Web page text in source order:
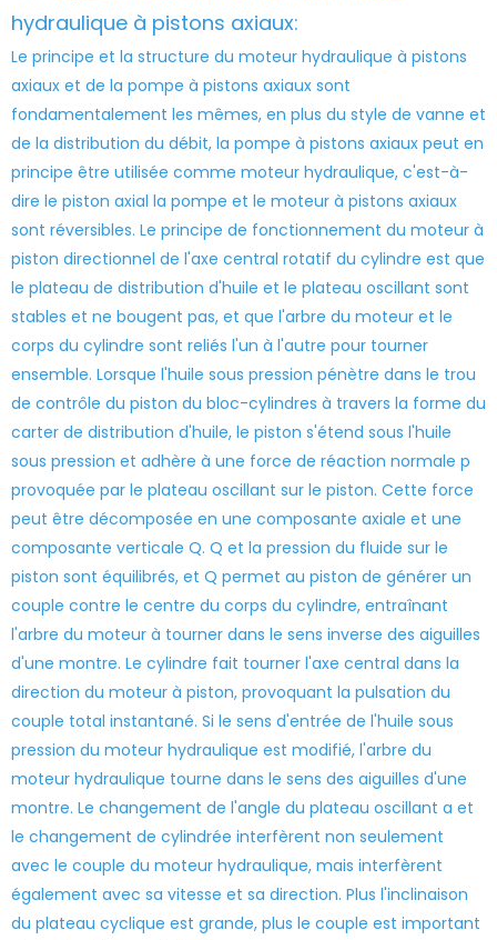
hydraulique à pistons axiaux:
Le principe et la structure du moteur hydraulique à pistons
axiaux et de la pompe à pistons axiaux sont
fondamentalement les mêmes, en plus du style de vanne et
de la distribution du débit, la pompe à pistons axiaux peut en
principe être utilisée comme moteur hydraulique, c'est-à-
dire le piston axial la pompe et le moteur à pistons axiaux
sont réversibles. Le principe de fonctionnement du moteur à
piston directionnel de l'axe central rotatif du cylindre est que
le plateau de distribution d'huile et le plateau oscillant sont
stables et ne bougent pas, et que l'arbre du moteur et le
corps du cylindre sont reliés l'un à l'autre pour tourner
ensemble. Lorsque l'huile sous pression pénètre dans le trou
de contrôle du piston du bloc-cylindres à travers la forme du
carter de distribution d'huile, le piston s'étend sous l'huile
sous pression et adhère à une force de réaction normale p
provoquée par le plateau oscillant sur le piston. Cette force
peut être décomposée en une composante axiale et une
composante verticale Q. Q et la pression du fluide sur le
piston sont équilibrés, et Q permet au piston de générer un
couple contre le centre du corps du cylindre, entraînant
l'arbre du moteur à tourner dans le sens inverse des aiguilles
d'une montre. Le cylindre fait tourner l'axe central dans la
direction du moteur à piston, provoquant la pulsation du
couple total instantané. Si le sens d'entrée de l'huile sous
pression du moteur hydraulique est modifié, l'arbre du
moteur hydraulique tourne dans le sens des aiguilles d'une
montre. Le changement de l'angle du plateau oscillant a et
le changement de cylindrée interfèrent non seulement
avec le couple du moteur hydraulique, mais interfèrent
également avec sa vitesse et sa direction. Plus l'inclinaison
du plateau cyclique est grande, plus le couple est important